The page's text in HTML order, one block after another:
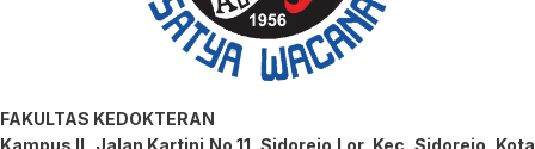
FAKULTAS KEDOKTERAN
Kampus II, Jalan Kartini No.11, Sidorejo Lor, Kec. Sidorejo, Kota